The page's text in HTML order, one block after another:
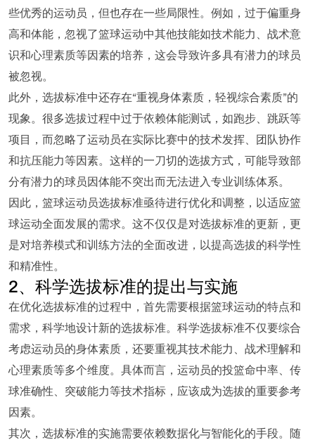
些优秀的运动员，但也存在一些局限性。例如，过于偏重身
高和体能，忽视了篮球运动中其他技能如技术能力、战术意
识和心理素质等因素的培养，这会导致许多具有潜力的球员
被忽视。
此外，选拔标准中还存在“重视身体素质，轻视综合素质”的
现象。很多选拔过程中过于依赖体能测试，如跑步、跳跃等
项目，而忽略了运动员在实际比赛中的技术发挥、团队协作
和抗压能力等因素。这样的一刀切的选拔方式，可能导致部
分有潜力的球员因体能不突出而无法进入专业训练体系。
因此，篮球运动员选拔标准亟待进行优化和调整，以适应篮
球运动全面发展的需求。这不仅仅是对选拔标准的更新，更
是对培养模式和训练方法的全面改进，以提高选拔的科学性
和精准性。
2、科学选拔标准的提出与实施
在优化选拔标准的过程中，首先需要根据篮球运动的特点和
需求，科学地设计新的选拔标准。科学选拔标准不仅要综合
考虑运动员的身体素质，还要重视其技术能力、战术理解和
心理素质等多个维度。具体而言，运动员的投篮命中率、传
球准确性、突破能力等技术指标，应该成为选拔的重要参考
因素。
其次，选拔标准的实施需要依赖数据化与智能化的手段。随